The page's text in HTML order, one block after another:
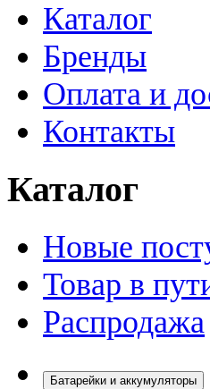
Каталог
Бренды
Оплата и
Контакты
Каталог
Новые
Товар в
Распродажа
Батарейки и аккумуляторы